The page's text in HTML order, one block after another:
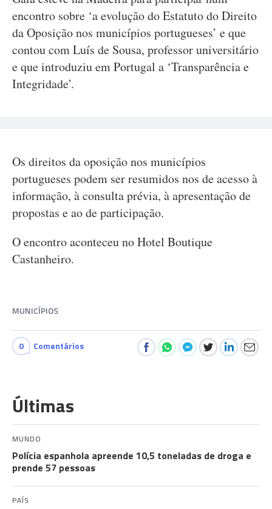
encontro sobre ‘a evolução do Estatuto do Direito
da Oposição nos municípios portugueses’ e que
contou com Luís de Sousa, professor universitário
e que introduziu em Portugal a ‘Transparência e
Integridade’.
Os direitos da oposição nos municípios
portugueses podem ser resumidos nos de acesso à
informação, à consulta prévia, à apresentação de
propostas e ao de participação.
O encontro aconteceu no Hotel Boutique
Castanheiro.
MUNICÍPIOS
0 Comentários
Últimas
MUNDO
Polícia espanhola apreende 10,5 toneladas de droga e
prende 57 pessoas
PAÍS